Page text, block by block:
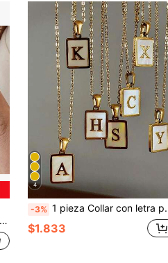
4
-3% 1 pieza Collar con letra personalizada, collar de letra de acero inoxidable resistente a la decoloración para mujer
$1.833